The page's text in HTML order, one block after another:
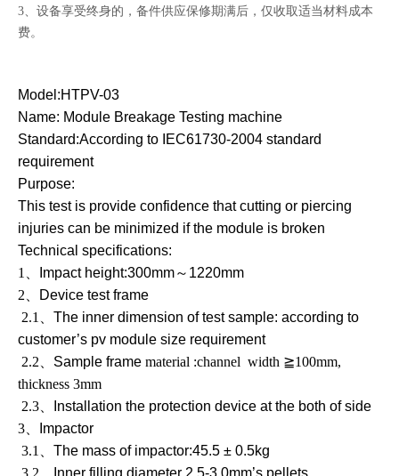
3、设备享受终身的，备件供应保修期满后，仅收取适当材料成本
费。
Model:HTPV-03
Name: Module Breakage Testing machine
Standard:According to IEC61730-2004 standard
requirement
Purpose:
This test is provide confidence that cutting or piercing
injuries can be minimized if the module is broken
Technical specifications:
1
Impact height:300mm～ 1220mm
2
Device test frame
2.1
The inner dimension of test sample: according to
customer’s pv module size requirement
2.2
Sample frame material :channel width ≧100mm,
thickness 3mm
2.3
Installation the protection device at the both of side
3
Impactor
3.1
The mass of impactor:45.5 ± 0.5kg
3.2
Inner filling diameter 2.5-3.0mm’s pellets